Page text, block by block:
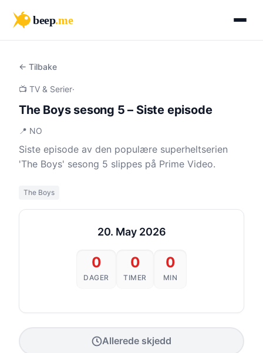
beep.me
← Tilbake
📺 TV & Serier·
The Boys sesong 5 – Siste episode
📍 NO
Siste episode av den populære superheltserien
'The Boys' sesong 5 slippes på Prime Video.
The Boys
20. May 2026
0
DAGER
0
TIMER
0
MIN
Allerede skjedd